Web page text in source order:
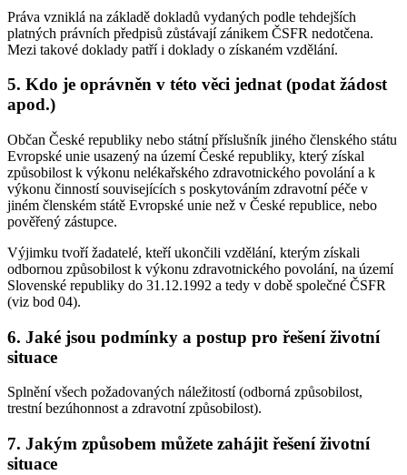
Práva vzniklá na základě dokladů vydaných podle tehdejších
platných právních předpisů zůstávají zánikem ČSFR nedotčena.
Mezi takové doklady patří i doklady o získaném vzdělání.
5. Kdo je oprávněn v této věci jednat (podat žádost
apod.)
Občan České republiky nebo státní příslušník jiného členského státu
Evropské unie usazený na území České republiky, který získal
způsobilost k výkonu nelékařského zdravotnického povolání a k
výkonu činností souvisejících s poskytováním zdravotní péče v
jiném členském státě Evropské unie než v České republice, nebo
pověřený zástupce.
Výjimku tvoří žadatelé, kteří ukončili vzdělání, kterým získali
odbornou způsobilost k výkonu zdravotnického povolání, na území
Slovenské republiky do 31.12.1992 a tedy v době společné ČSFR
(viz bod 04).
6. Jaké jsou podmínky a postup pro řešení životní
situace
Splnění všech požadovaných náležitostí (odborná způsobilost,
trestní bezúhonnost a zdravotní způsobilost).
7. Jakým způsobem můžete zahájit řešení životní
situace